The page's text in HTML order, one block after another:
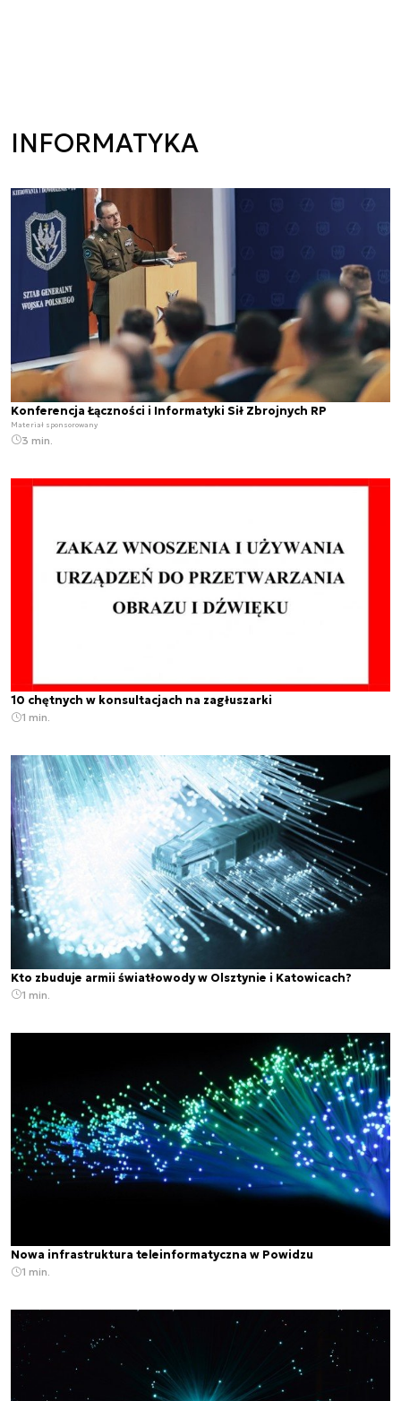
INFORMATYKA
Konferencja Łączności i Informatyki Sił Zbrojnych RP
Materiał sponsorowany
3 min.
10 chętnych w konsultacjach na zagłuszarki
1 min.
Kto zbuduje armii światłowody w Olsztynie i Katowicach?
1 min.
Nowa infrastruktura teleinformatyczna w Powidzu
1 min.